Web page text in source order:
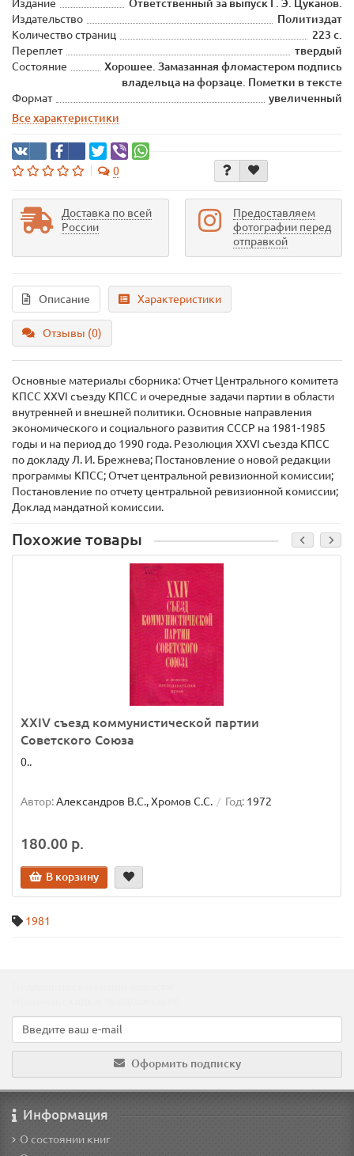
Издание
Ответственный за выпуск Г. Э. Цуканов.
Издательство
Политиздат
Количество страниц
223 с.
Переплет
твердый
Состояние
Хорошее. Замазанная фломастером подпись
владельца на форзаце. Пометки в тексте
Формат
увеличенный
Все характеристики
0
Доставка по всей
России
Предоставляем
фотографии перед
отправкой
Описание Характеристики
Отзывы (0)
Основные материалы сборника: Отчет Центрального комитета
КПСС XXVI съезду КПСС и очередные задачи партии в области
внутренней и внешней политики. Основные направления
экономического и социального развития СССР на 1981-1985
годы и на период до 1990 года. Резолюция XXVI съезда КПСС
по докладу Л. И. Брежнева; Постановление о новой редакции
программы КПСС; Отчет центральной ревизионной комиссии;
Постановление по отчету центральной ревизионной комиссии;
Доклад мандатной комиссии.
Похожие товары
XXIV съезд коммунистической партии
Советского Союза
0..
Автор:Александров В.С., Хромов С.С. Год: 1972
180.00 р.
В корзину
1981
Оформить подписку
Информация
О состоянии книг